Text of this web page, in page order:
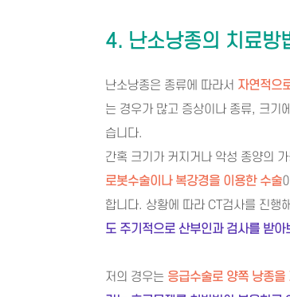
4. 난소낭종의 치료방
난소낭종은 종류에 따라서 자연적으
는 경우가 많고 증상이나 종류, 크기
습니다.
간혹 크기가 커지거나 악성 종양의
로봇수술이나 복강경을 이용한 수술
합니다. 상황에 따라 CT검사를 진행
도 주기적으로 산부인과 검사를 받아
저의 경우는 응급수술로 양쪽 낭종을